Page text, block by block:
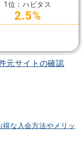
1位：ハピタス
2.5%
元サイトの確認
な入会方法やメリッ